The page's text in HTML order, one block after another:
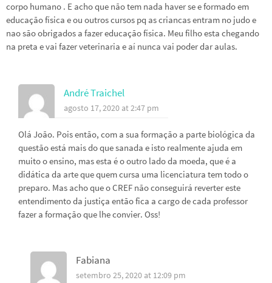
corpo humano . E acho que não tem nada haver se e formado em
educação física e ou outros cursos pq as criancas entram no judo e
nao são obrigados a fazer educação física. Meu filho esta chegando
na preta e vai fazer veterinaria e aí nunca vai poder dar aulas.
André Traichel
agosto 17, 2020 at 2:47 pm
Olá João. Pois então, com a sua formação a parte biológica da
questão está mais do que sanada e isto realmente ajuda em
muito o ensino, mas esta é o outro lado da moeda, que é a
didática da arte que quem cursa uma licenciatura tem todo o
preparo. Mas acho que o CREF não conseguirá reverter este
entendimento da justiça então fica a cargo de cada professor
fazer a formação que lhe convier. Oss!
Fabiana
setembro 25, 2020 at 12:09 pm